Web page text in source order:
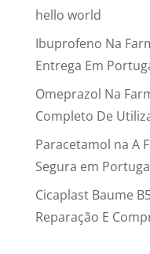
hello world
Ibuprofeno Na
Entrega Em
Omeprazol Na
Completo De
Paracetamol na A
Segura em
Cicaplast Baume
Reparação E